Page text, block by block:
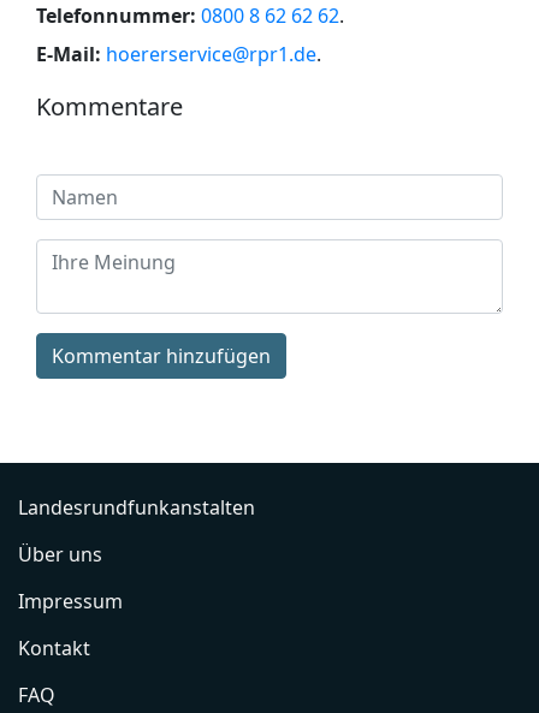
Telefonnummer: 0800 8 62 62 62.
E-Mail: hoererservice@rpr1.de.
Kommentare
Kommentar hinzufügen
Landesrundfunkanstalten
Über uns
Impressum
Kontakt
FAQ